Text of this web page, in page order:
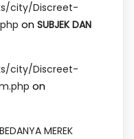
city/Discreet-
on SUBJEK DAN
city/Discreet-
on
BEDANYA MEREK